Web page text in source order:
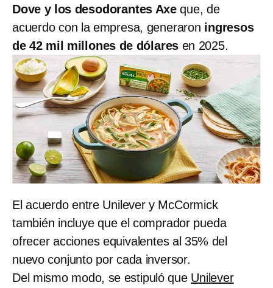
Dove y los desodorantes Axe que, de
acuerdo con la empresa, generaron ingresos
de 42 mil millones de dólares en 2025.
El acuerdo entre Unilever y McCormick
también incluye que el comprador pueda
ofrecer acciones equivalentes al 35% del
nuevo conjunto por cada inversor.
Del mismo modo, se estipuló que Unilever